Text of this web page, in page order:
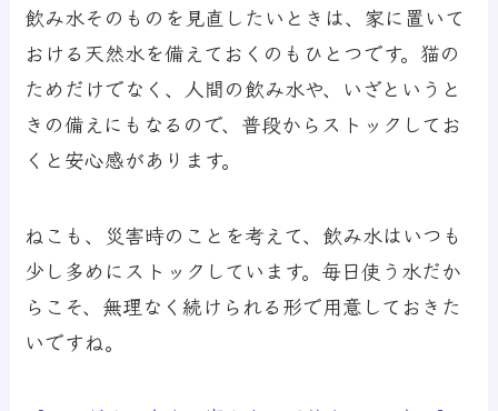
飲み水そのものを見直したいときは、家に置いて
おける天然水を備えておくのもひとつです。猫の
ためだけでなく、人間の飲み水や、いざというと
きの備えにもなるので、普段からストックしてお
くと安心感があります。
ねこも、災害時のことを考えて、飲み水はいつも
少し多めにストックしています。毎日使う水だか
らこそ、無理なく続けられる形で用意しておきた
いですね。